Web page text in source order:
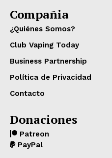
Compañia
¿Quiénes Somos?
Club Vaping Today
Business Partnership
Política de Privacidad
Contacto
Donaciones
Patreon
PayPal